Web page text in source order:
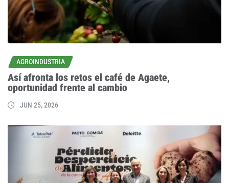
AGROINDUSTRIA
Así afronta los retos el café de Agaete,
oportunidad frente al cambio
JUN 25, 2026